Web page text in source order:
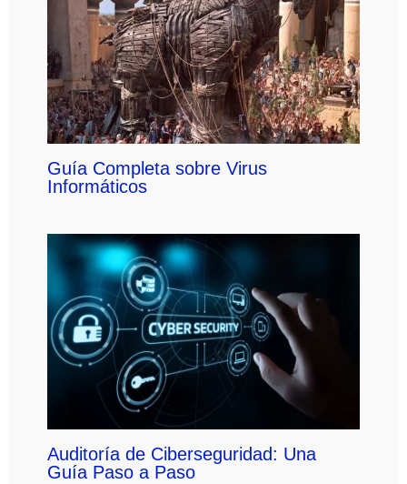
Guía Completa sobre Virus
Informáticos
Auditoría de Ciberseguridad: Una
Guía Paso a Paso